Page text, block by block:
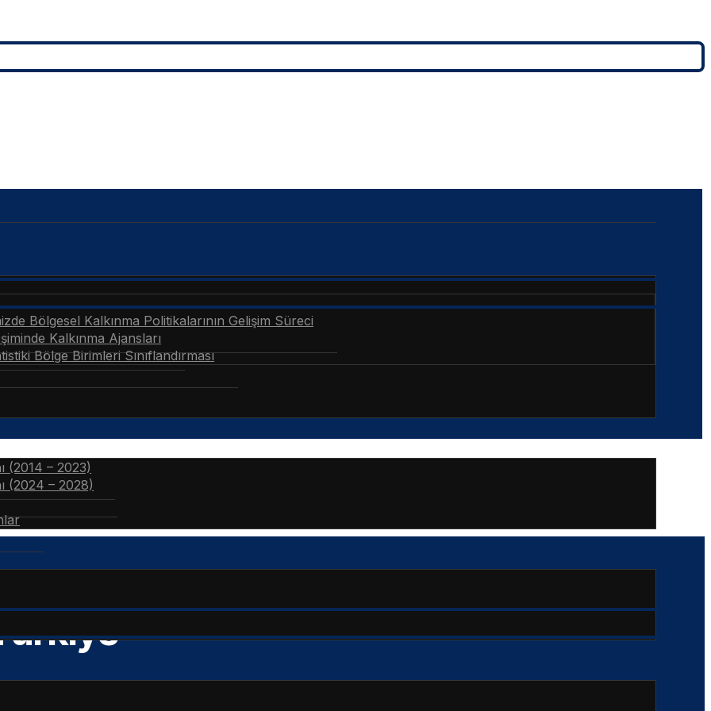
Bölgesel Kalkınma Politikalarının Gelişim Süreci
Kalkınma Ajansları
Bölge Birimleri Sınıflandırması
(2014 – 2023)
(2024 – 2028)